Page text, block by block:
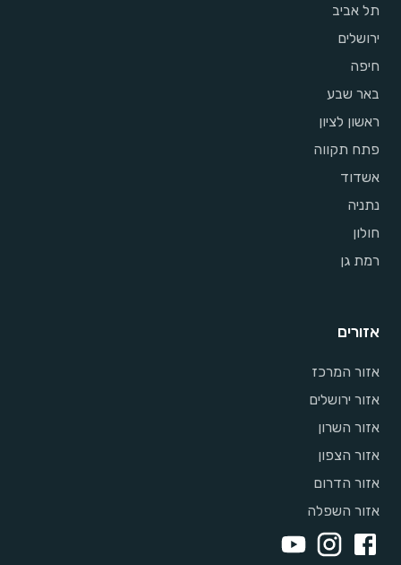
תל אביב
ירושלים
חיפה
באר שבע
ראשון לציון
פתח תקווה
אשדוד
נתניה
חולון
רמת גן
אזורים
אזור המרכז
אזור ירושלים
אזור השרון
אזור הצפון
אזור הדרום
אזור השפלה